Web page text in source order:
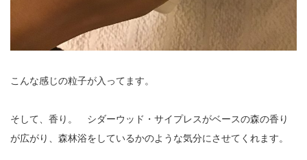
こんな感じの粒子が入ってます。
そして、香り。 シダーウッド・サイプレスがベースの森の香り
が広がり、森林浴をしているかのような気分にさせてくれます。